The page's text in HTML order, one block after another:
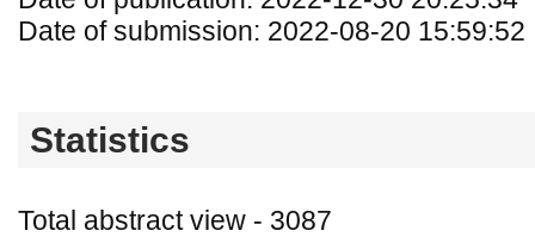
Date of submission: 2022-08-20 15:59:52
Statistics
Total abstract view - 3087